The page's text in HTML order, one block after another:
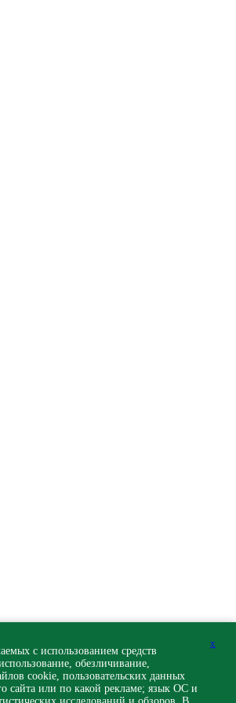
x
с использованием средств
обезличивание,
cookie, пользовательских данных
сайта или по какой рекламе; язык ОС и